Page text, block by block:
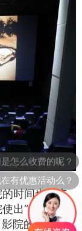
时间也越来
出“十八般武
院的标配，
怎么收费的呢？
有优惠活动么？